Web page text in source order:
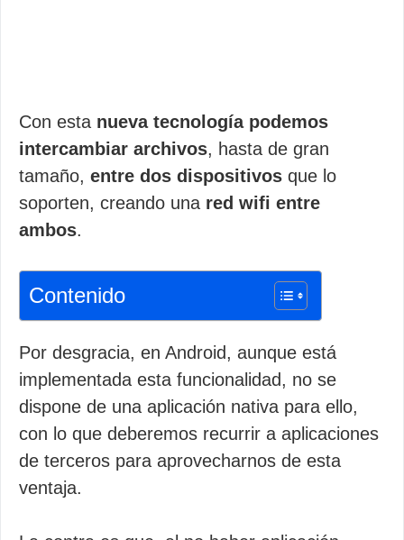
Con esta nueva tecnología podemos
intercambiar archivos, hasta de gran
tamaño, entre dos dispositivos que lo
soporten, creando una red wifi entre
ambos.
Contenido
Por desgracia, en Android, aunque está
implementada esta funcionalidad, no se
dispone de una aplicación nativa para ello,
con lo que deberemos recurrir a aplicaciones
de terceros para aprovecharnos de esta
ventaja.